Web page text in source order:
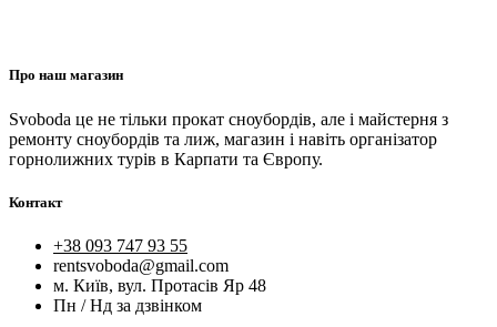
Про наш магазин
Svoboda це не тільки прокат сноубордів, але і майстерня з
ремонту сноубордів та лиж, магазин і навіть організатор
горнолижних турів в Карпати та Європу.
Контакт
+38 093 747 93 55
rentsvoboda@gmail.com
м. Київ, вул. Протасів Яр 48
Пн / Нд за дзвінком